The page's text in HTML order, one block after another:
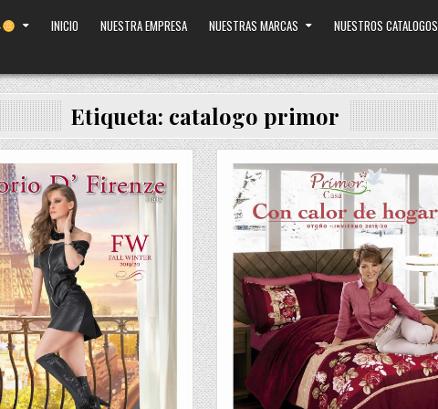
INICIO NUESTRA EMPRESA NUESTRAS MARCAS NUESTROS CATALOGOS
Etiqueta: catalogo primor
Posted
in